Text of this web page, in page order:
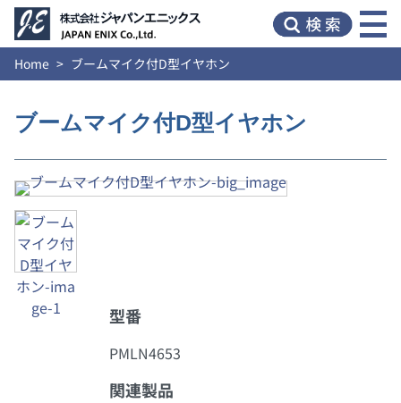
Home ブームマイク付D型イヤホン
ブームマイク付D型イヤホン
型番
PMLN4653
関連製品